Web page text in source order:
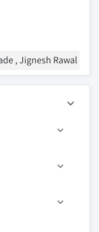
, Jignesh Rawal